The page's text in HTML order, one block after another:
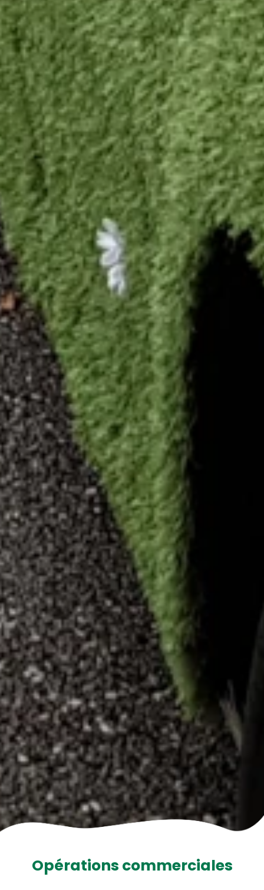
Opérations commerciales